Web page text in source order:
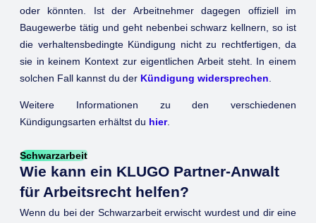
oder könnten. Ist der Arbeitnehmer dagegen offiziell im
Baugewerbe tätig und geht nebenbei schwarz kellnern, so ist
die verhaltensbedingte Kündigung nicht zu rechtfertigen, da
sie in keinem Kontext zur eigentlichen Arbeit steht. In einem
solchen Fall kannst du der Kündigung widersprechen
Weitere Informationen zu den verschiedenen
Kündigungsarten erhältst du hier.
Schwarzarbeit
Wie kann ein KLUGO Partner-Anwalt
für Arbeitsrecht helfen?
Wenn du bei der Schwarzarbeit erwischt wurdest und dir eine